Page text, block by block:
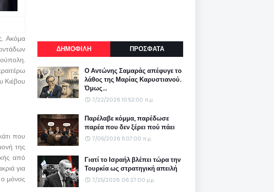
Ακόμα
Κιέβου
που
της
από
για
ο μόνος
ΔΗΜΟΦΙΛΗ ΠΡΟΣΦΑΤΑ
Ο Αντώνης Σαμαράς απέφυγε το
λάθος της Μαρίας Καρυστιανού.
Όμως...
7/22/2026 10:52:00 π.μ.
Παρέλαβε κόμμα, παρέδωσε
παρέα που δεν ξέρει πού πάει
7/05/2026 11:07:00 π.μ.
Γιατί το Ισραήλ βλέπει τώρα την
Τουρκία ως στρατηγική απειλή
7/25/2026 06:27:00 μ.μ.